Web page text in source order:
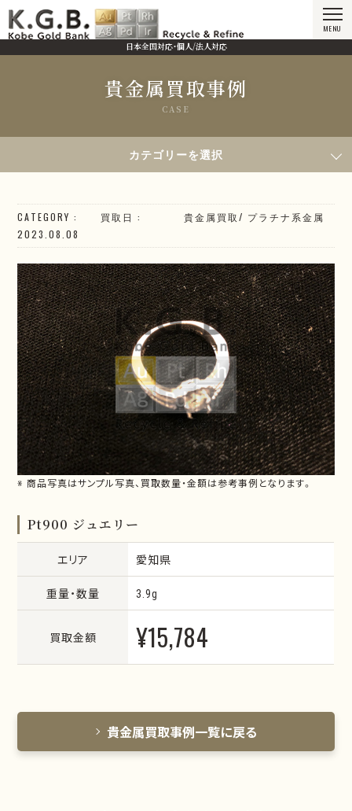
日本全国対応・個人/法人対応
MENU
貴金属買取事例
CASE
2023年8月8日買取／Pt900 ジュエリー
カテゴリーを選択
CATEGORY 貴金属買取/ プラチナ系金属
買取日
2023.08.08
※ 商品写真はサンプル写真、買取数量・金額は参考事例となります。
Pt900 ジュエリー
エリア 愛知県
重量・数量 3.9g
買取金額 ¥15,784
貴金属買取事例一覧に戻る